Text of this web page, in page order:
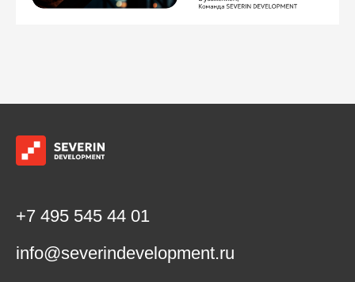
+7 495 545 44 01
info@severindevelopment.ru